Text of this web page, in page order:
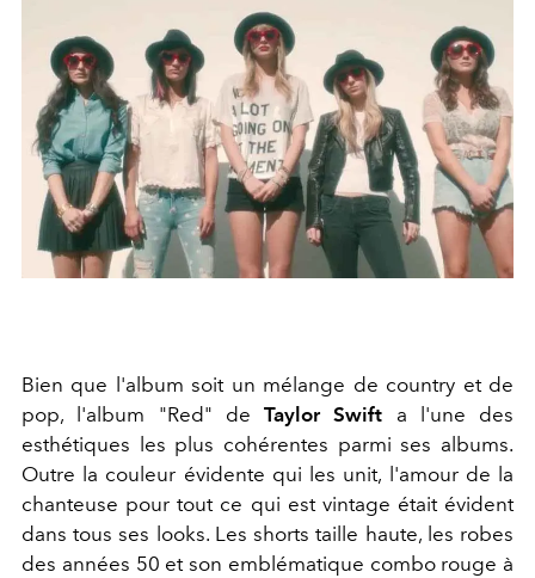
Bien que l'album soit un mélange de country et de
pop, l'album "Red" de Taylor Swift a l'une des
esthétiques les plus cohérentes parmi ses albums.
Outre la couleur évidente qui les unit, l'amour de la
chanteuse pour tout ce qui est vintage était évident
dans tous ses looks. Les shorts taille haute, les robes
des années 50 et son emblématique combo rouge à